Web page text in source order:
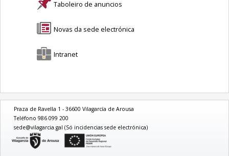
Taboleiro de anuncios
Novas da sede electrónica
Intranet
Praza de Ravella 1 - 36600 Vilagarcía de Arousa
Teléfono 986 099 200
sede@vilagarcia.gal (Só incidencias sede electrónica)